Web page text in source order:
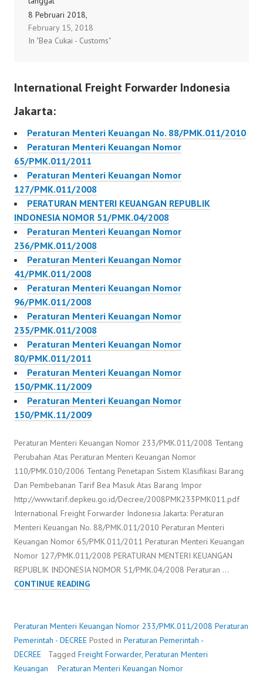
8 Pebruari 2018,
tentang Perubahan atas
Peraturan Menteri
tentang Bea Masuk
atas Impor Barang dan
Bahan Untuk
Memproduksi Barang
dan/atau Jasa Guna
Kepentingan Umum dan
Peningkatan Daya Saing
Industri Sektor Tertentu
14/PMK.010/2018
February 15, 2018
In "Bea Cukai - Customs"
International Freight Forwarder Indonesia
Jakarta:
Peraturan Menteri Keuangan No. 88/PMK.011/2010
Peraturan Menteri Keuangan Nomor
65/PMK.011/2011
Peraturan Menteri Keuangan Nomor
127/PMK.011/2008
PERATURAN MENTERI KEUANGAN REPUBLIK
INDONESIA NOMOR 51/PMK.04/2008
Peraturan Menteri Keuangan Nomor
236/PMK.011/2008
Peraturan Menteri Keuangan Nomor
41/PMK.011/2008
Peraturan Menteri Keuangan Nomor
96/PMK.011/2008
Peraturan Menteri Keuangan Nomor
235/PMK.011/2008
Peraturan Menteri Keuangan Nomor
80/PMK.011/2011
Peraturan Menteri Keuangan Nomor
150/PMK.11/2009
Peraturan Menteri Keuangan Nomor
150/PMK.11/2009
Peraturan Menteri Keuangan Nomor 233/PMK.011/2008 Tentang
Perubahan Atas Peraturan Menteri Keuangan Nomor
110/PMK.010/2006 Tentang Penetapan Sistem Klasifikasi Barang
Dan Pembebanan Tarif Bea Masuk Atas Barang Impor
http://www.tarif.depkeu.go.id/Decree/2008PMK233PMK011.pdf
International Freight Forwarder Indonesia Jakarta: Peraturan
Menteri Keuangan No. 88/PMK.011/2010 Peraturan Menteri
Keuangan Nomor 65/PMK.011/2011 Peraturan Menteri Keuangan
Nomor 127/PMK.011/2008 PERATURAN MENTERI KEUANGAN
REPUBLIK INDONESIA NOMOR 51/PMK.04/2008 Peraturan …
CONTINUE READINGPERATURAN
NOMOR
233/PMK.011/2008
Peraturan Menteri Keuangan Nomor 233/PMK.011/2008 Peraturan
Pemerintah - DECREE Posted in Peraturan Pemerintah -
DECREE
Tagged Freight Forwarder, Peraturan Menteri
Keuangan
Peraturan Menteri Keuangan Nomor